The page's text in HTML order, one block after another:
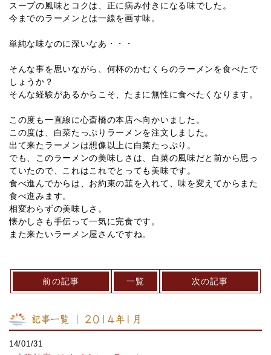
スープの風味とコクは、正に病み付きになる味でした。
今までのラーメンとは一線を画す味。
単純な味なのに深いなあ・・・
そんな事を思いながら、何杯のかむくらのラーメンを食べたで
しょうか？
そんな経験があるからこそ、たまに無性に食べたくなります。
この度も一直線に心斎橋の本店へ向かいました。
この度は、白菜たっぷりラーメンを注文しました。
出て来たラーメンは想像以上に白菜たっぷり。
でも、このラーメンの美味しさは、白菜の風味だと前から思っ
ていたので、これはこれでとっても美味です。
食べ進んでからは、お約束の韮を入れて、味を変えてからまた
食べ進みます。
相変わらずの美味しさ。
懐かしさも手伝って一気に完食です。
また来たいラーメン屋さんですね。
前の記事 一覧 次の記事
記事一覧 ｜ 2014年1月
14/01/31